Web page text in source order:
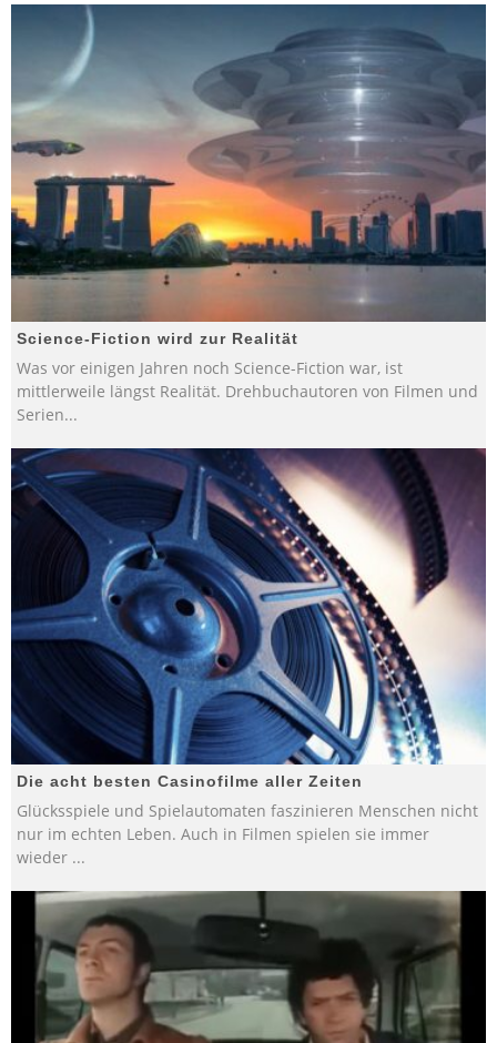
Science-Fiction wird zur Realität
Was vor einigen Jahren noch Science-Fiction war, ist
mittlerweile längst Realität. Drehbuchautoren von Filmen und
Serien...
Die acht besten Casinofilme aller Zeiten
Glücksspiele und Spielautomaten faszinieren Menschen nicht
nur im echten Leben. Auch in Filmen spielen sie immer
wieder ...